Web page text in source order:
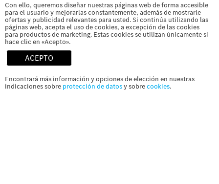
Con ello, queremos diseñar nuestras páginas web de forma accesible
para el usuario y mejorarlas constantemente, además de mostrarle
ofertas y publicidad relevantes para usted. Si continúa utilizando las
páginas web, acepta el uso de cookies, a excepción de las cookies
para productos de marketing. Estas cookies se utilizan únicamente si
hace clic en «Acepto».
ACEPTO
Encontrará más información y opciones de elección en nuestras
indicaciones sobre protección de datosy sobrecookies.